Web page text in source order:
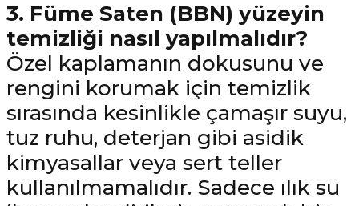
3. Füme Saten (BBN) yüzeyin
temizliği nasıl yapılmalıdır?
Özel kaplamanın dokusunu ve
rengini korumak için temizlik
sırasında kesinlikle çamaşır suyu,
tuz ruhu, deterjan gibi asidik
kimyasallar veya sert teller
kullanılmamalıdır. Sadece ılık su